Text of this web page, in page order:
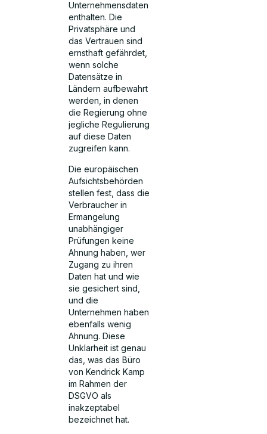
Unternehmensdaten
enthalten. Die
Privatsphäre und
das Vertrauen sind
ernsthaft gefährdet,
wenn solche
Datensätze in
Ländern aufbewahrt
werden, in denen
die Regierung ohne
jegliche Regulierung
auf diese Daten
zugreifen kann.
Die europäischen
Aufsichtsbehörden
stellen fest, dass die
Verbraucher in
Ermangelung
unabhängiger
Prüfungen keine
Ahnung haben, wer
Zugang zu ihren
Daten hat und wie
sie gesichert sind,
und die
Unternehmen haben
ebenfalls wenig
Ahnung. Diese
Unklarheit ist genau
das, was das Büro
von Kendrick Kamp
im Rahmen der
DSGVO als
inakzeptabel
bezeichnet hat.